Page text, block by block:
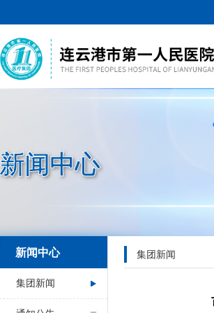
新闻中心
新闻中心
集团新闻
集团新闻